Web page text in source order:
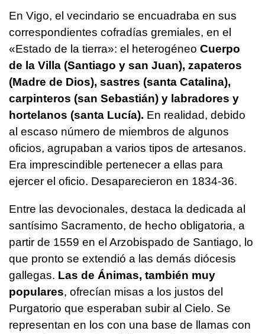
En Vigo, el vecindario se encuadraba en sus
correspondientes cofradías gremiales, en el
«Estado de la tierra»: el heterogéneo Cuerpo
de la Villa (Santiago y san Juan), zapateros
(Madre de Dios), sastres (santa Catalina),
carpinteros (san Sebastián) y labradores y
hortelanos (santa Lucía). En realidad, debido
al escaso número de miembros de algunos
oficios, agrupaban a varios tipos de artesanos.
Era imprescindible pertenecer a ellas para
ejercer el oficio. Desaparecieron en 1834-36.
Entre las devocionales, destaca la dedicada al
santísimo Sacramento, de hecho obligatoria, a
partir de 1559 en el Arzobispado de Santiago, lo
que pronto se extendió a las demás diócesis
gallegas. Las de Ánimas, también muy
populares, ofrecían misas a los justos del
Purgatorio que esperaban subir al Cielo. Se
representan en los con una base de llamas con